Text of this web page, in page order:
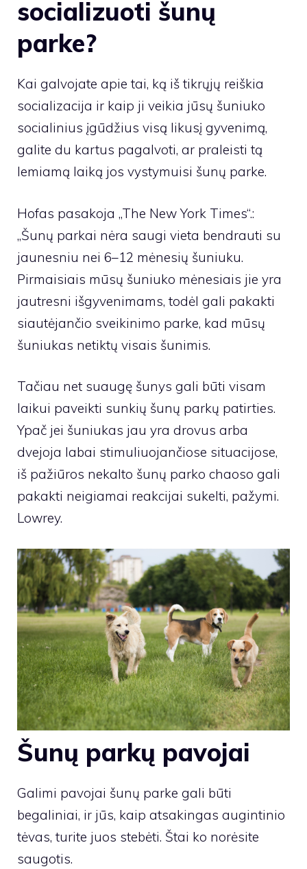
socializuoti šunų
parke?
Kai galvojate apie tai, ką iš tikrųjų reiškia
socializacija ir kaip ji veikia jūsų šuniuko
socialinius įgūdžius visą likusį gyvenimą,
galite du kartus pagalvoti, ar praleisti tą
lemiamą laiką jos vystymuisi šunų parke.
Hofas pasakoja „The New York Times“.:
„Šunų parkai nėra saugi vieta bendrauti su
jaunesniu nei 6–12 mėnesių šuniuku.
Pirmaisiais mūsų šuniuko mėnesiais jie yra
jautresni išgyvenimams, todėl gali pakakti
siautėjančio sveikinimo parke, kad mūsų
šuniukas netiktų visais šunimis.
Tačiau net suaugę šunys gali būti visam
laikui paveikti sunkių šunų parkų patirties.
Ypač jei šuniukas jau yra drovus arba
dvejoja labai stimuliuojančiose situacijose,
iš pažiūros nekalto šunų parko chaoso gali
pakakti neigiamai reakcijai sukelti, pažymi.
Lowrey.
Šunų parkų pavojai
Galimi pavojai šunų parke gali būti
begaliniai, ir jūs, kaip atsakingas augintinio
tėvas, turite juos stebėti. Štai ko norėsite
saugotis.